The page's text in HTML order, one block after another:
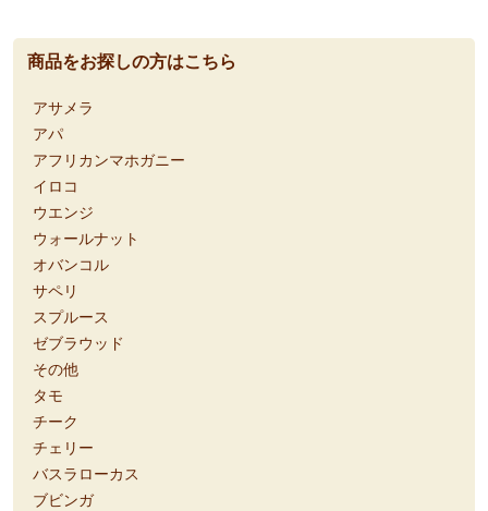
商品をお探しの方はこちら
アサメラ
アパ
アフリカンマホガニー
イロコ
ウエンジ
ウォールナット
オバンコル
サペリ
スプルース
ゼブラウッド
その他
タモ
チーク
チェリー
バスラローカス
ブビンガ